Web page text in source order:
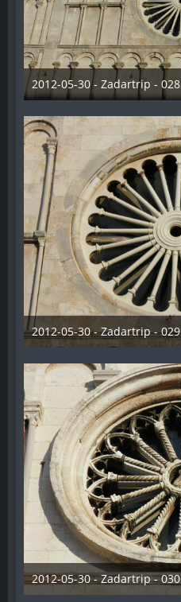
2012-05-30 - Zadartrip - 028
28. Dezember 2012
2012-05-30 - Zadartrip - 029
28. Dezember 2012
2012-05-30 - Zadartrip - 030
28. Dezember 2012